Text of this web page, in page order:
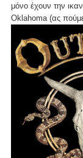
μόνο έχουν την
Oklahoma (ας